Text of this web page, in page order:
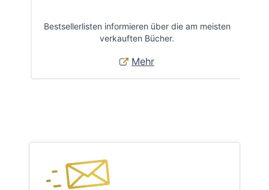
Bestsellerlisten informieren über die am meisten
verkauften Bücher.
Mehr